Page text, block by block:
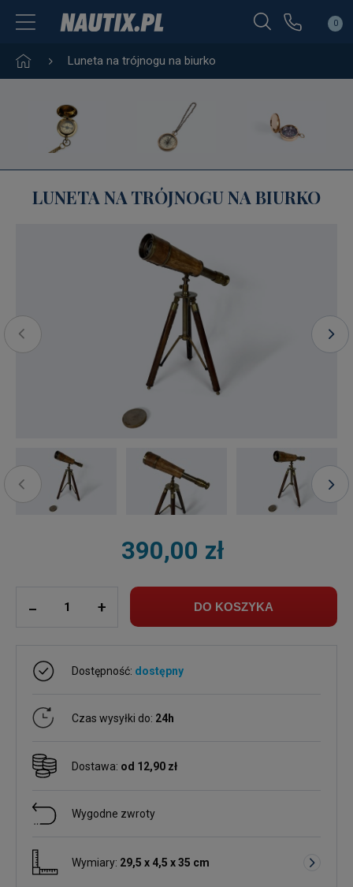
0
Luneta na trójnogu na biurko
LUNETA NA TRÓJNOGU NA BIURKO
390,00 zł
+ DO KOSZYKA
Dostępność: dostępny
Czas wysyłki do: 24h
Dostawa: od 12,90 zł
Wygodne zwroty
Wymiary: 29,5 x 4,5 x 35 cm